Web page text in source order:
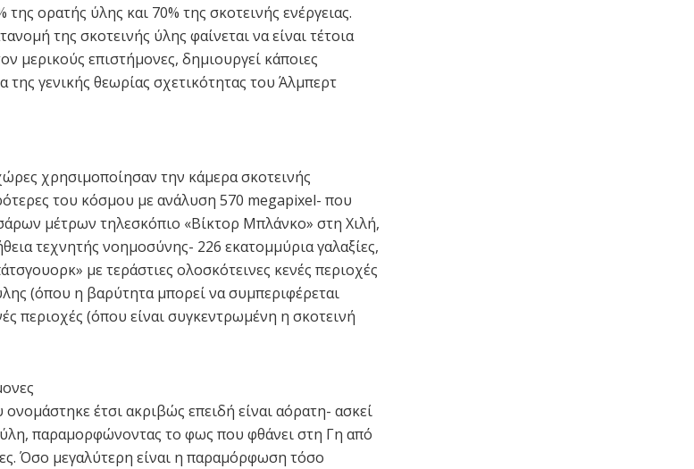
της ορατής ύλης και 70% της σκοτεινής ενέργειας.
της σκοτεινής ύλης φαίνεται να είναι τέτοια
μερικούς επιστήμονες, δημιουργεί κάποιες
της γενικής θεωρίας σχετικότητας του Άλμπερτ
χρησιμοποίησαν την κάμερα σκοτεινής
του κόσμου με ανάλυση 570 megapixel- που
μέτρων τηλεσκόπιο «Βίκτορ Μπλάνκο» στη Χιλή,
τεχνητής νοημοσύνης- 226 εκατομμύρια γαλαξίες,
με τεράστιες ολοσκότεινες κενές περιοχές
(όπου η βαρύτητα μπορεί να συμπεριφέρεται
περιοχές (όπου είναι συγκεντρωμένη η σκοτεινή
έτσι ακριβώς επειδή είναι αόρατη- ασκεί
παραμορφώνοντας το φως που φθάνει στη Γη από
Όσο μεγαλύτερη είναι η παραμόρφωση τόσο